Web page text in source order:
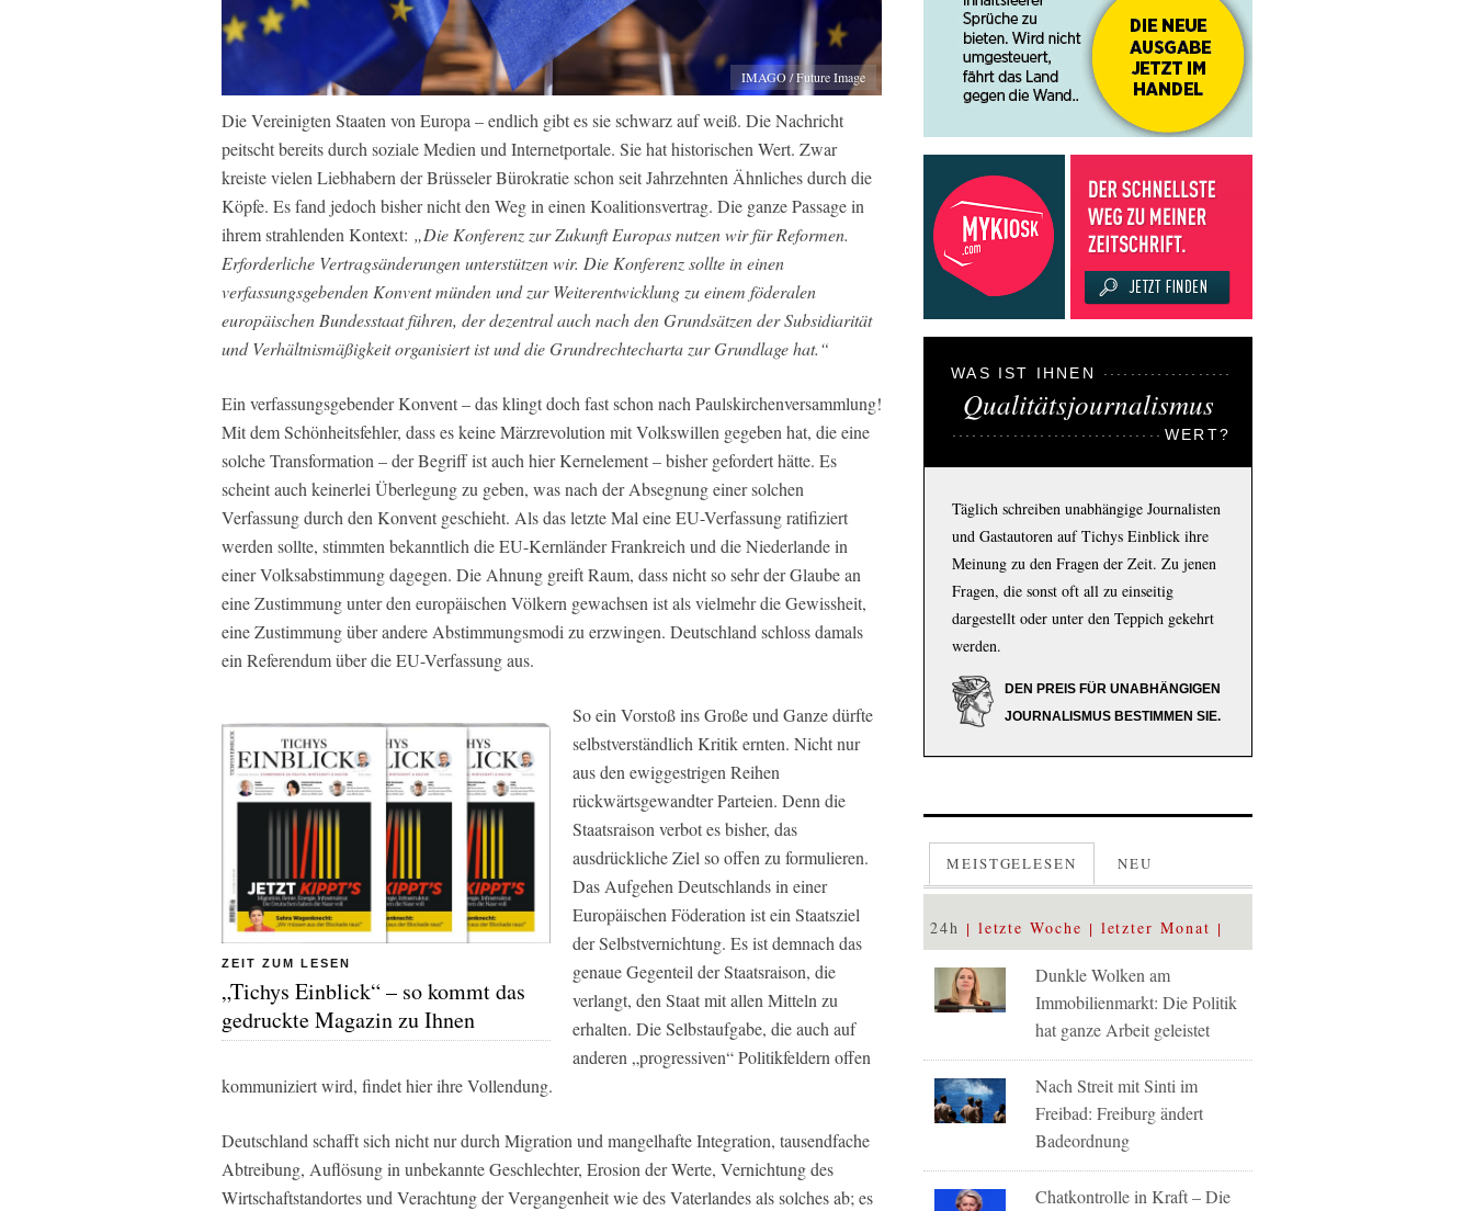
IMAGO / Future Image
Die Vereinigten Staaten von Europa – endlich gibt es sie schwarz auf weiß. Die Nachricht
peitscht bereits durch soziale Medien und Internetportale. Sie hat historischen Wert. Zwar
kreiste vielen Liebhabern der Brüsseler Bürokratie schon seit Jahrzehnten Ähnliches durch die
Köpfe. Es fand jedoch bisher nicht den Weg in einen Koalitionsvertrag. Die ganze Passage in
ihrem strahlenden Kontext: „Die Konferenz zur Zukunft Europas nutzen wir für Reformen.
Erforderliche Vertragsänderungen unterstützen wir. Die Konferenz sollte in einen
verfassungsgebenden Konvent münden und zur Weiterentwicklung zu einem föderalen
europäischen Bundesstaat führen, der dezentral auch nach den Grundsätzen der Subsidiarität
und Verhältnismäßigkeit organisiert ist und die Grundrechtecharta zur Grundlage hat.“
Ein verfassungsgebender Konvent – das klingt doch fast schon nach Paulskirchenversammlung!
Mit dem Schönheitsfehler, dass es keine Märzrevolution mit Volkswillen gegeben hat, die eine
solche Transformation – der Begriff ist auch hier Kernelement – bisher gefordert hätte. Es
scheint auch keinerlei Überlegung zu geben, was nach der Absegnung einer solchen
Verfassung durch den Konvent geschieht. Als das letzte Mal eine EU-Verfassung ratifiziert
werden sollte, stimmten bekanntlich die EU-Kernländer Frankreich und die Niederlande in
einer Volksabstimmung dagegen. Die Ahnung greift Raum, dass nicht so sehr der Glaube an
eine Zustimmung unter den europäischen Völkern gewachsen ist als vielmehr die Gewissheit,
eine Zustimmung über andere Abstimmungsmodi zu erzwingen. Deutschland schloss damals
ein Referendum über die EU-Verfassung aus.
ZEIT ZUM LESEN
„Tichys Einblick“ – so kommt das
gedruckte Magazin zu Ihnen
So ein Vorstoß ins Große und Ganze dürfte
selbstverständlich Kritik ernten. Nicht nur
aus den ewiggestrigen Reihen
rückwärtsgewandter Parteien. Denn die
Staatsraison verbot es bisher, das
ausdrückliche Ziel so offen zu formulieren.
Das Aufgehen Deutschlands in einer
Europäischen Föderation ist ein Staatsziel
der Selbstvernichtung. Es ist demnach das
genaue Gegenteil der Staatsraison, die
verlangt, den Staat mit allen Mitteln zu
erhalten. Die Selbstaufgabe, die auch auf
anderen „progressiven“ Politikfeldern offen
kommuniziert wird, findet hier ihre Vollendung.
Deutschland schafft sich nicht nur durch Migration und mangelhafte Integration, tausendfache
Abtreibung, Auflösung in unbekannte Geschlechter, Erosion der Werte, Vernichtung des
Wirtschaftstandortes und Verachtung der Vergangenheit wie des Vaterlandes als solches ab; es
WAS IST IHNEN
Qualitätsjournalismus
WERT?
Täglich schreiben unabhängige Journalisten
und Gastautoren auf Tichys Einblick ihre
Meinung zu den Fragen der Zeit. Zu jenen
Fragen, die sonst oft all zu einseitig
dargestellt oder unter den Teppich gekehrt
werden.
DEN PREIS FÜR UNABHÄNGIGEN
JOURNALISMUS BESTIMMEN SIE.
MEISTGELESEN NEU
24h letzte Woche letzter Monat
Dunkle Wolken am
Immobilienmarkt: Die Politik
hat ganze Arbeit geleistet
Nach Streit mit Sinti im
Freibad: Freiburg ändert
Badeordnung
Chatkontrolle in Kraft – Die